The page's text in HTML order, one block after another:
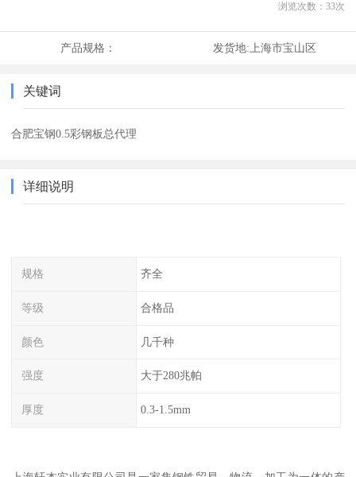
浏览次数： 33次
产品规格： 发货地: 上海市宝山区
关键词
合肥宝钢0.5彩钢板总代理
详细说明
规格 齐全
等级 合格品
颜色 几千种
强度 大于280兆帕
厚度 0.3-1.5mm